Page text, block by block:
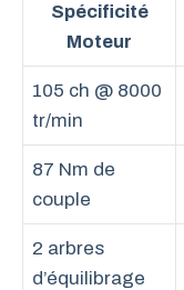
Spécificité
Moteur
105 ch @ 8000
tr/min
87 Nm de
couple
2 arbres
d’équilibrage